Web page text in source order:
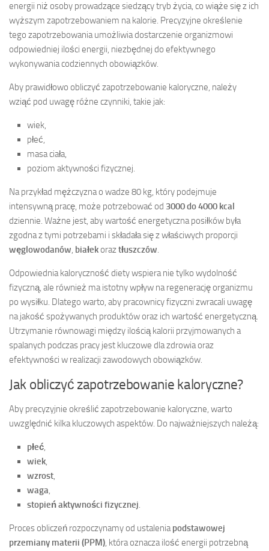
energii niż osoby prowadzące siedzący tryb życia, co wiąże się z ich
wyższym zapotrzebowaniem na kalorie. Precyzyjne określenie
tego zapotrzebowania umożliwia dostarczenie organizmowi
odpowiedniej ilości energii, niezbędnej do efektywnego
wykonywania codziennych obowiązków.
Aby prawidłowo obliczyć zapotrzebowanie kaloryczne, należy
wziąć pod uwagę różne czynniki, takie jak:
wiek,
płeć,
masa ciała,
poziom aktywności fizycznej.
Na przykład mężczyzna o wadze 80 kg, który podejmuje
intensywną pracę, może potrzebować od 3000 do 4000 kcal
dziennie. Ważne jest, aby wartość energetyczna posiłków była
zgodna z tymi potrzebami i składała się z właściwych proporcji
węglowodanów, białekoraztłuszczów.
Odpowiednia kaloryczność diety wspiera nie tylko wydolność
fizyczną, ale również ma istotny wpływ na regenerację organizmu
po wysiłku. Dlatego warto, aby pracownicy fizyczni zwracali uwagę
na jakość spożywanych produktów oraz ich wartość energetyczną.
Utrzymanie równowagi między ilością kalorii przyjmowanych a
spalanych podczas pracy jest kluczowe dla zdrowia oraz
efektywności w realizacji zawodowych obowiązków.
Jak obliczyć zapotrzebowanie kaloryczne?
Aby precyzyjnie określić zapotrzebowanie kaloryczne, warto
uwzględnić kilka kluczowych aspektów. Do najważniejszych należą:
płeć,
wiek,
wzrost,
waga,
stopień aktywności fizycznej.
Proces obliczeń rozpoczynamy od ustaleniapodstawowej
przemiany materii (PPM), która oznacza ilość energii potrzebną